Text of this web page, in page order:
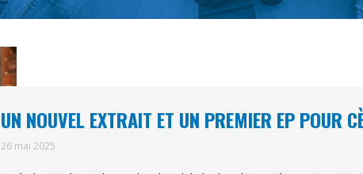
UN NOUVEL EXTRAIT ET UN PREMIER EP POUR
26 mai 2025